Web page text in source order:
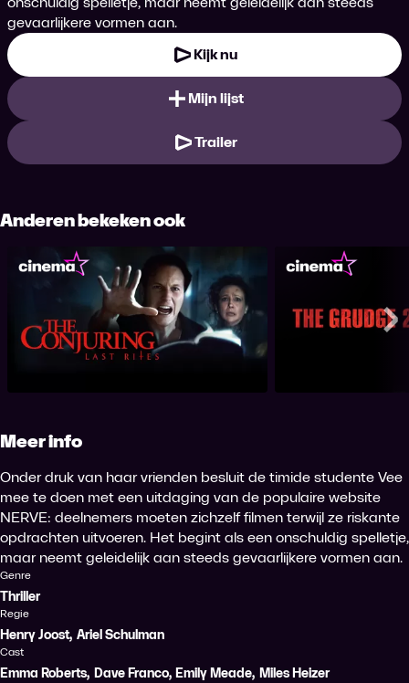
gevaarlijkere vormen aan.
Kijk nu
Mijn lijst
Trailer
Anderen bekeken ook
The Conjuring: Last Rites The
Meer info
Onder druk van haar vrienden besluit de timide studente Vee
mee te doen met een uitdaging van de populaire website
NERVE: deelnemers moeten zichzelf filmen terwijl ze riskante
opdrachten uitvoeren. Het begint als een onschuldig spelletje,
maar neemt geleidelijk aan steeds gevaarlijkere vormen aan.
Genre
Thriller
Regie
Henry Joost, Ariel Schulman
Cast
Emma Roberts, Dave Franco, Emily Meade, Miles Heizer